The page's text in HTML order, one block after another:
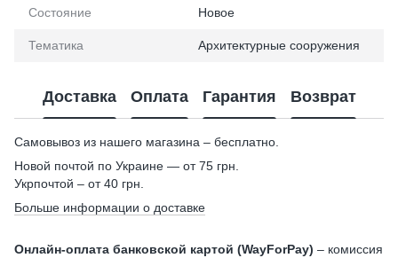
Состояние Новое
Тематика Архитектурные сооружения
Доставка Оплата Гарантия Возврат
Самовывоз из нашего магазина – бесплатно.
Новой почтой по Украине — от 75 грн.
Укрпочтой – от 40 грн.
Больше информации о доставке
Онлайн-оплата банковской картой (WayForPay) – комиссия